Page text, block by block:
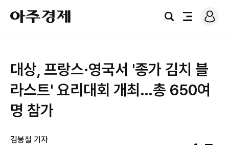
아
주
경
검
전
로
그
​대상, 프랑스·영국서 '종가 김치 블
라스트' 요리대회 개최…총 650여
명 참가
김봉철 기자